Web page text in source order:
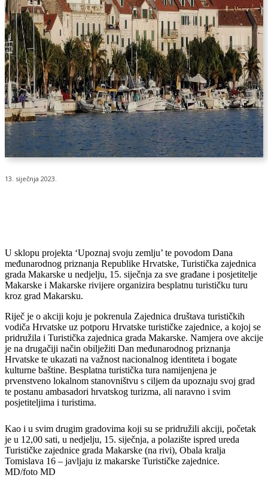
13. siječnja 2023.
U sklopu projekta ‘Upoznaj svoju zemlju’ te povodom Dana
međunarodnog priznanja Republike Hrvatske, Turistička zajednica
grada Makarske u nedjelju, 15. siječnja za sve građane i posjetitelje
Makarske i Makarske rivijere organizira besplatnu turističku turu
kroz grad Makarsku.
Riječ je o akciji koju je pokrenula Zajednica društava turističkih
vodiča Hrvatske uz potporu Hrvatske turističke zajednice, a kojoj se
pridružila i Turistička zajednica grada Makarske. Namjera ove akcije
je na drugačiji način obilježiti Dan međunarodnog priznanja
Hrvatske te ukazati na važnost nacionalnog identiteta i bogate
kulturne baštine. Besplatna turistička tura namijenjena je
prvenstveno lokalnom stanovništvu s ciljem da upoznaju svoj grad
te postanu ambasadori hrvatskog turizma, ali naravno i svim
posjetiteljima i turistima.
Kao i u svim drugim gradovima koji su se pridružili akciji, početak
je u 12,00 sati, u nedjelju, 15. siječnja, a polazište ispred ureda
Turističke zajednice grada Makarske (na rivi), Obala kralja
Tomislava 16 – javljaju iz makarske Turističke zajednice.
MD/foto MD